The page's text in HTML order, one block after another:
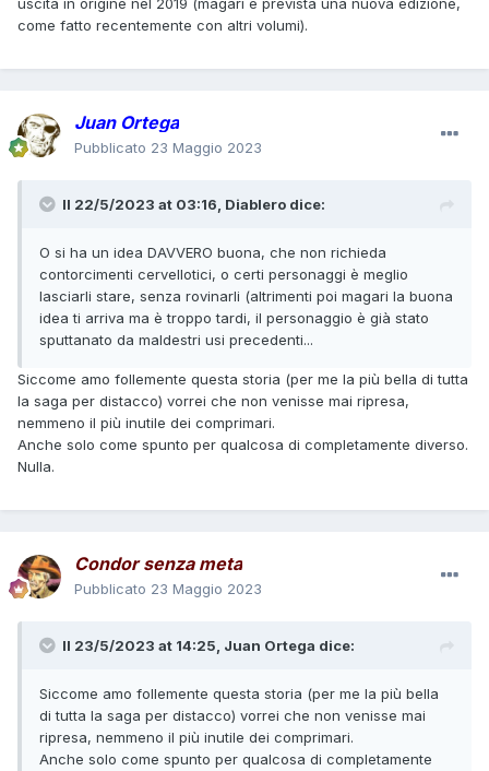
uscita in origine nel 2019 (magari è prevista una nuova edizione,
come fatto recentemente con altri volumi).
Juan Ortega
Pubblicato 23 Maggio 2023
Il 22/5/2023 at 03:16, Diablero dice:
O si ha un idea DAVVERO buona, che non richieda
contorcimenti cervellotici, o certi personaggi è meglio
lasciarli stare, senza rovinarli (altrimenti poi magari la buona
idea ti arriva ma è troppo tardi, il personaggio è già stato
sputtanato da maldestri usi precedenti...
Siccome amo follemente questa storia (per me la più bella di tutta
la saga per distacco) vorrei che non venisse mai ripresa,
nemmeno il più inutile dei comprimari.
Anche solo come spunto per qualcosa di completamente diverso.
Nulla.
Condor senza meta
Pubblicato 23 Maggio 2023
Il 23/5/2023 at 14:25, Juan Ortega dice:
Siccome amo follemente questa storia (per me la più bella
di tutta la saga per distacco) vorrei che non venisse mai
ripresa, nemmeno il più inutile dei comprimari.
Anche solo come spunto per qualcosa di completamente